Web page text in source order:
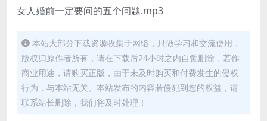
女人婚前一定要问的五个问题.mp3
本站大部分下载资源收集于网络，只做学习和交流使用，
版权归原作者所有，请在下载后24小时之内自觉删除，若作
商业用途，请购买正版，由于未及时购买和付费发生的侵权
行为，与本站无关。本站发布的内容若侵犯到您的权益，请
联系站长删除，我们将及时处理！